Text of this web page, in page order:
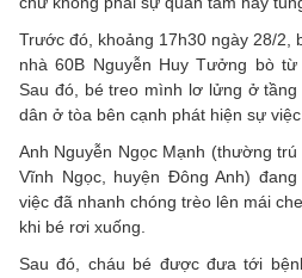
Trước đó, khoảng 17h30 ngày 28/2,
nhà 60B Nguyễn Huy Tưởng bò
Sau đó, bé treo mình lơ lửng ở
dân ở tòa bên cạnh phát hiện sự việc
Anh Nguyễn Ngọc Mạnh (thường
Vĩnh Ngọc, huyện Đông Anh)
việc đã nhanh chóng trèo lên mái
khi bé rơi xuống.
Sau đó, cháu bé được đưa tới